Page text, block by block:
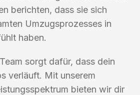
berichten, dass sie sich
Umzugsprozesses in
haben.
sorgt dafür, dass dein
verläuft. Mit unserem
bieten wir dir